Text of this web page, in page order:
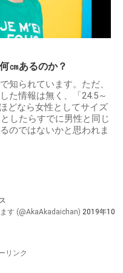
㎝あるのか？
知られています。ただ、
た情報は無く、「24.5～
どなら女性としてサイズ
したらすでに男性と同じ
のではないかと思われま
す (@AkaAkadaichan) 2019年10
リンク